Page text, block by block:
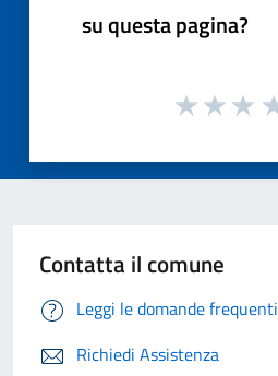
su questa pagina?
Contatta il comune
Leggi le domande frequenti
Richiedi Assistenza